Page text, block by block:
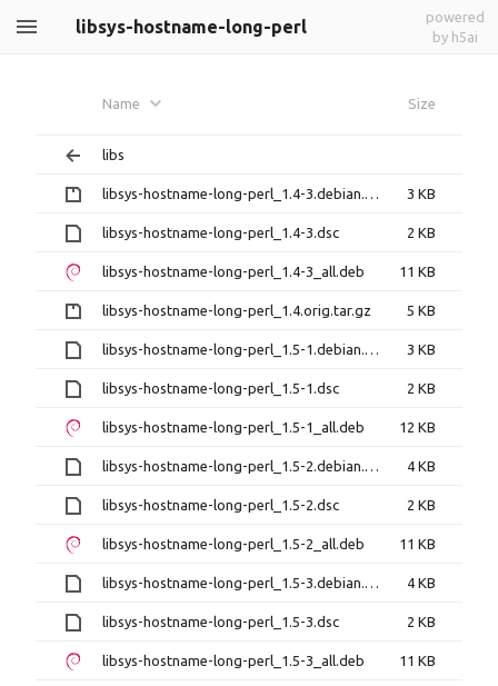
libsys-hostname-long-perl
powered
by h5ai
Name Size
libs
libsys-hostname-long-perl_1.4-3.debian.tar.gz 3 KB
libsys-hostname-long-perl_1.4-3.dsc 2 KB
libsys-hostname-long-perl_1.4-3_all.deb 11 KB
libsys-hostname-long-perl_1.4.orig.tar.gz 5 KB
libsys-hostname-long-perl_1.5-1.debian.tar.xz 3 KB
libsys-hostname-long-perl_1.5-1.dsc 2 KB
libsys-hostname-long-perl_1.5-1_all.deb 12 KB
libsys-hostname-long-perl_1.5-2.debian.tar.xz 4 KB
libsys-hostname-long-perl_1.5-2.dsc 2 KB
libsys-hostname-long-perl_1.5-2_all.deb 11 KB
libsys-hostname-long-perl_1.5-3.debian.tar.xz 4 KB
libsys-hostname-long-perl_1.5-3.dsc 2 KB
libsys-hostname-long-perl_1.5-3_all.deb 11 KB